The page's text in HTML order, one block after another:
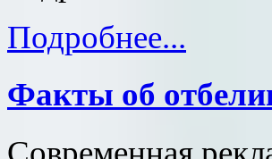
Подробнее...
Факты об